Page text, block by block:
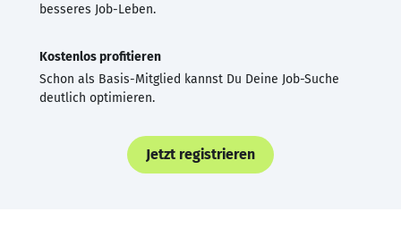
besseres Job-Leben.
Kostenlos profitieren
Schon als Basis-Mitglied kannst Du Deine Job-Suche
deutlich optimieren.
Jetzt registrieren